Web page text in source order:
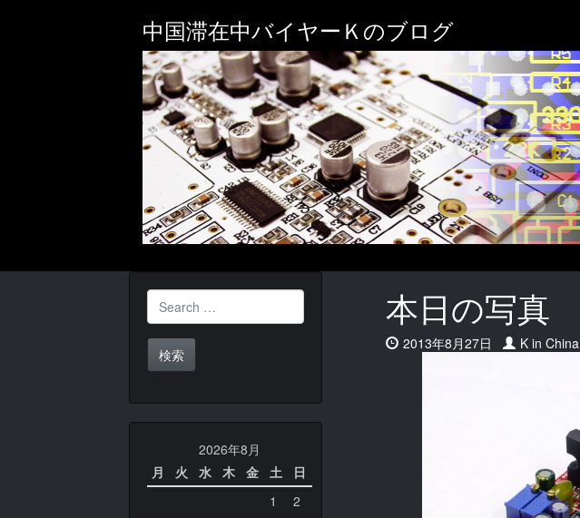
中国滞在中バイヤーＫのブログ
本日の写真
Date:
2013年8月27日 Author:
K in China
Search for:
2026年8月
月
火 水 木 金 土 日
1
2